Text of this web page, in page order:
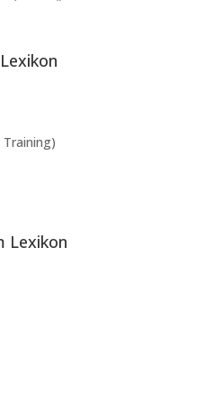
Lexikon